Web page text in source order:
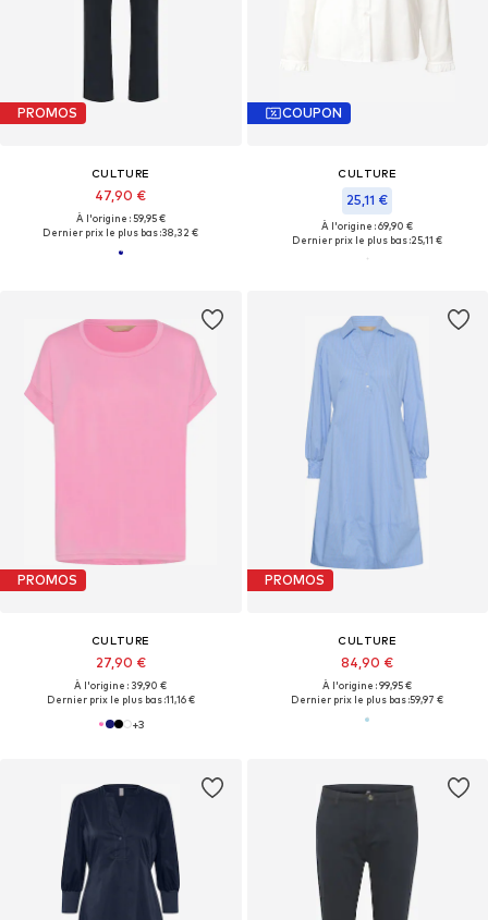
PROMOS
CULTURE
47,90 €
À l'origine : 59,95 €
Dernier prix le plus bas :38,32 €
COUPON
CULTURE
25,11 €
À l'origine : 69,90 €
Dernier prix le plus bas :25,11 €
PROMOS
CULTURE
27,90 €
À l'origine : 39,90 €
Dernier prix le plus bas :11,16 €
+3
PROMOS
CULTURE
84,90 €
À l'origine : 99,95 €
Dernier prix le plus bas :59,97 €